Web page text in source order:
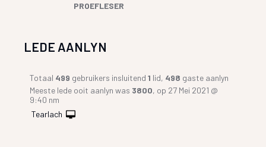
PROEFLESER
LEDE AANLYN
Totaal 499 gebruikers insluitend1 lid, 498 gaste aanlyn
Meeste lede ooit aanlyn was 3800, op 27 Mei 2021 @
9:40 nm
Tearlach